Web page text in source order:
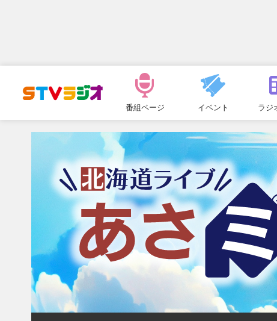
ュ
ー
番組ページ イベント ラジ